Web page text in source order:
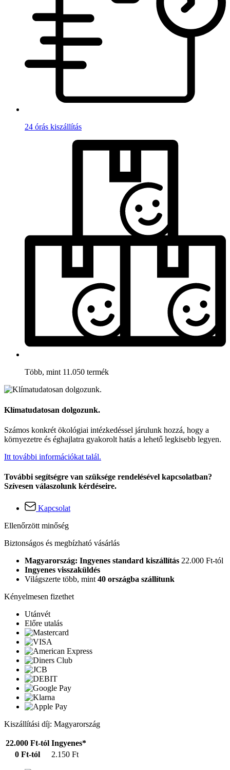
24 órás kiszállítás
Több, mint 11.050 termék
Klímatudatosan dolgozunk.
Számos konkrét ökológiai intézkedéssel járulunk hozzá, hogy a
környezetre és éghajlatra gyakorolt hatás a lehető legkisebb legyen.
Itt további információkat talál.
További segítségre van szüksége rendelésével kapcsolatban?
Szívesen válaszolunk kérdéseire.
Kapcsolat
Ellenőrzött minőség
Biztonságos és megbízható vásárlás
Magyarország: Ingyenes standard kiszállítás 22.000 Ft-tól
Ingyenes visszaküldés
Világszerte több, mint40 országba szállítunk
Kényelmesen fizethet
Utánvét
Előre utalás
Kiszállítási díj: Magyarország
22.000 Ft-tól Ingyenes*
0 Ft-tól
2.150 Ft